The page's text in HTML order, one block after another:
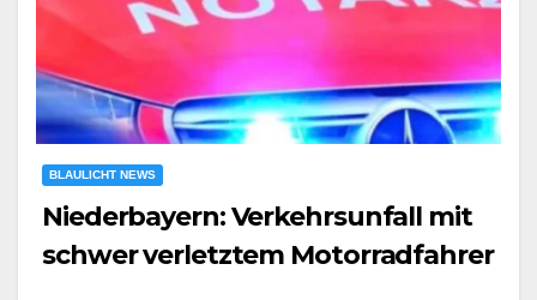
BLAULICHT NEWS
Niederbayern: Verkehrsunfall mit
schwer verletztem Motorradfahrer